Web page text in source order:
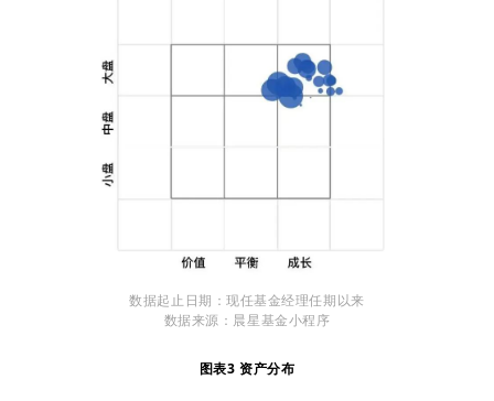
数据起止日期：现任基金经理任期以来
数据来源：晨星基金小程序
图表3 资产分布